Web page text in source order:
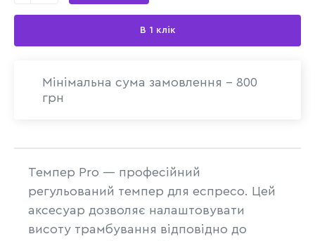
В 1 клік
Мінімальна сума замовлення - 800
грн
Темпер Pro — професійний
регульований темпер для еспресо. Цей
аксесуар дозволяє налаштовувати
висоту трамбування відповідно до